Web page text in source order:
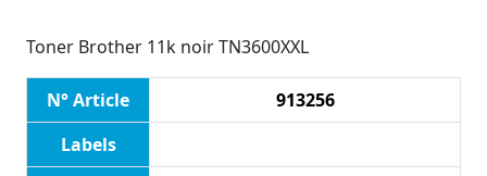
Toner Brother 11k noir TN3600XXL
N° Article
913256
Labels